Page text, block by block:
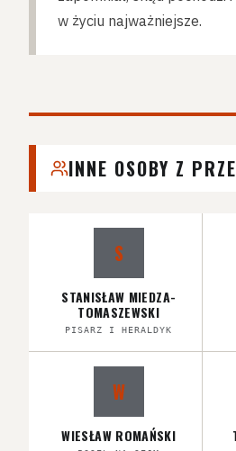
w życiu najważniejsze.
INNE OSOBY Z
S
STANISŁAW MIEDZA-
TOMASZEWSKI
PISARZ I HERALDYK
W
WIESŁAW ROMAŃSKI